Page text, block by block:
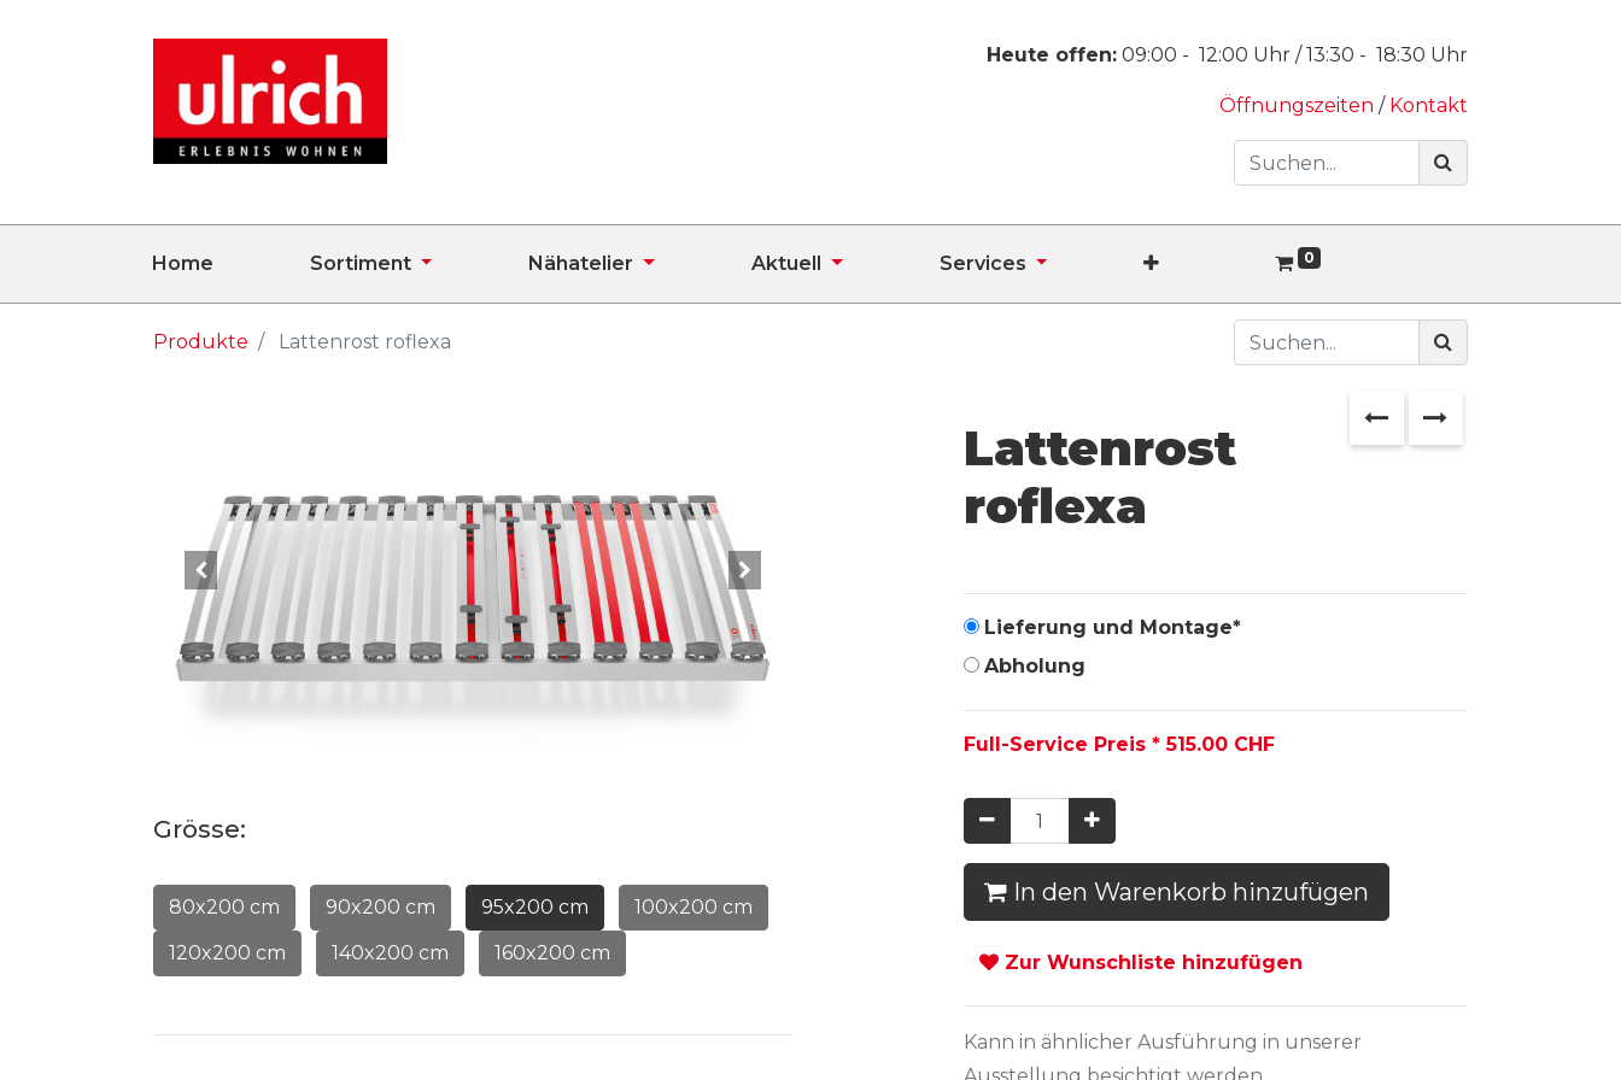
Heute offen: 09:00 - 12:00 Uhr /13:30 - 18:30 Uhr
Öffnungszeiten / Kontakt
Home Sortiment Nähatelier Aktuell Services 0
Produkte Lattenrost roflexa
Grösse:
80x200 cm 90x200 cm 95x200 cm
100x200 cm
120x200 cm
140x200 cm 160x200 cm
Lattenrost
roflexa
Lieferung und Montage*
Abholung
Full-Service Preis *515.00 CHF
In den Warenkorb hinzufügen
Zur Wunschliste hinzufügen
Kann in ähnlicher Ausführung in unserer